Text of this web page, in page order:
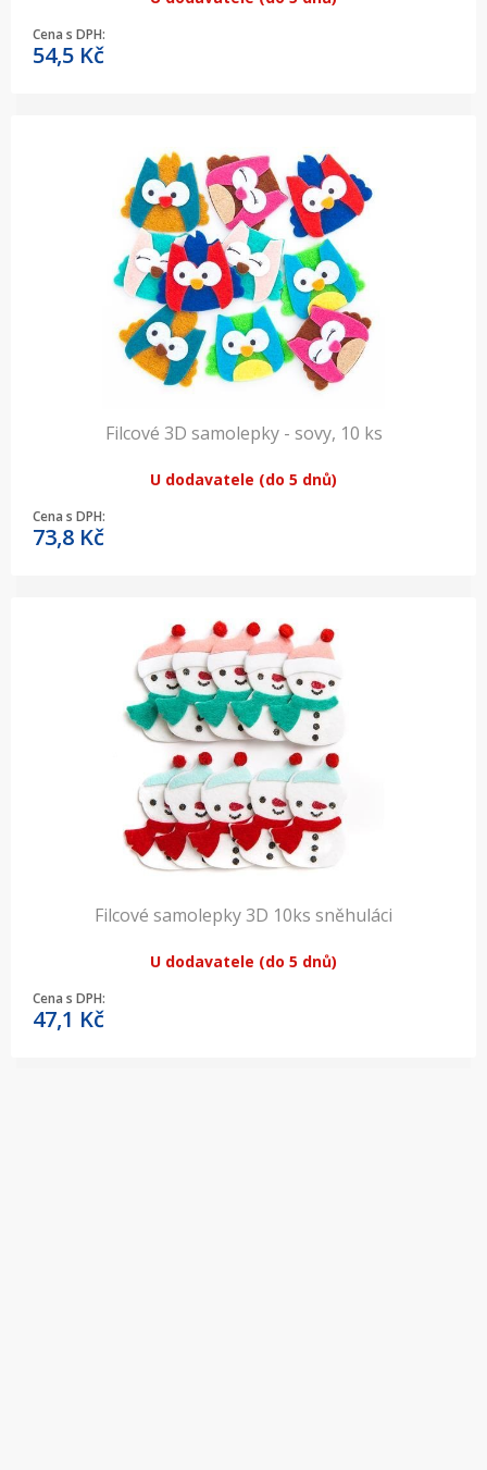
Cena s DPH:
54,5 Kč
Filcové 3D samolepky - sovy, 10 ks
U dodavatele (do 5 dnů)
Cena s DPH:
73,8 Kč
Filcové samolepky 3D 10ks sněhuláci
U dodavatele (do 5 dnů)
Cena s DPH:
47,1 Kč